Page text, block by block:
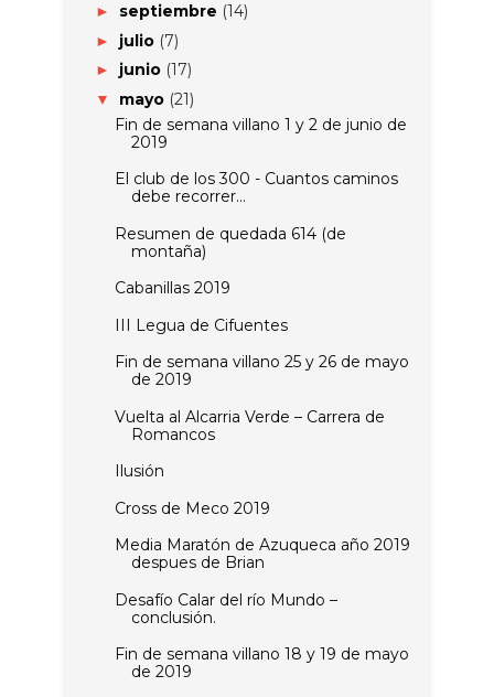
► septiembre (14)
► julio (7)
► junio (17)
▼ mayo (21)
Fin de semana villano 1 y 2 de junio de
2019
El club de los 300 - Cuantos caminos
debe recorrer...
Resumen de quedada 614 (de
montaña)
Cabanillas 2019
III Legua de Cifuentes
Fin de semana villano 25 y 26 de mayo
de 2019
Vuelta al Alcarria Verde – Carrera de
Romancos
Ilusión
Cross de Meco 2019
Media Maratón de Azuqueca año 2019
despues de Brian
Desafío Calar del río Mundo –
conclusión.
Fin de semana villano 18 y 19 de mayo
de 2019